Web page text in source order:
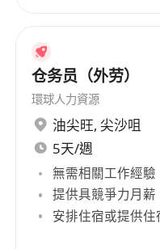
仓务员（外劳）
環球人力資源
油尖旺, 尖沙咀
5天/週
無需相關工作經
提供具競爭力月
安排住宿或提供住